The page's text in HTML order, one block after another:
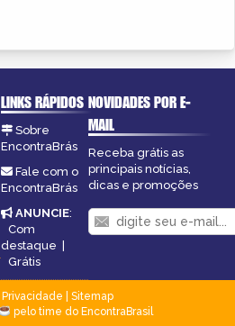
LINKS RÁPIDOS
Sobre
EncontraBrás
Fale com o
EncontraBrás
ANUNCIE:
Com
destaque |
Grátis
NOVIDADES POR E-
MAIL
Receba grátis as
principais notícias,
dicas e promoções
Privacidade
Sitemap
pelo time do EncontraBrasil